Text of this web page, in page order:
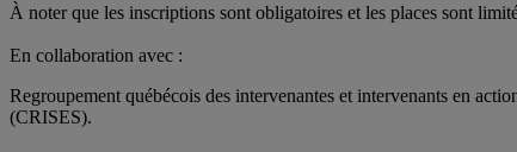
À noter que les inscriptions sont obligatoires et les places sont
En collaboration avec :
Regroupement québécois des intervenantes et intervenants en
(CRISES).